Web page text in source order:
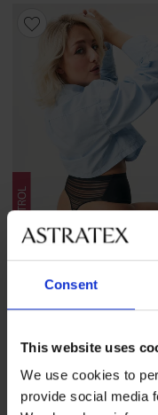
Consent
This website uses
We use cookies to
provide social media
3+1 БЕЗПЛАТНО
промоция 3+1